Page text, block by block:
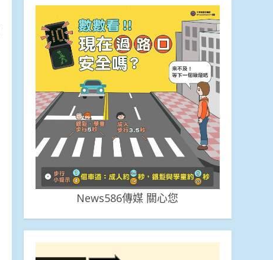
News586傳媒 關心您